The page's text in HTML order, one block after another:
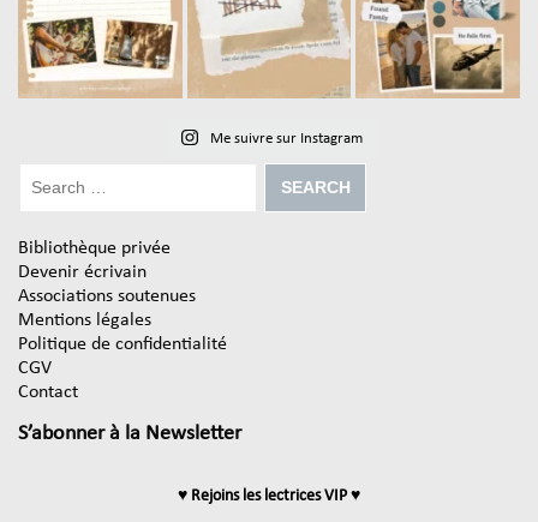
Me suivre sur Instagram
Bibliothèque privée
Devenir écrivain
Associations soutenues
Mentions légales
Politique de confidentialité
CGV
Contact
S’abonner à la Newsletter
♥ Rejoins les lectrices VIP ♥